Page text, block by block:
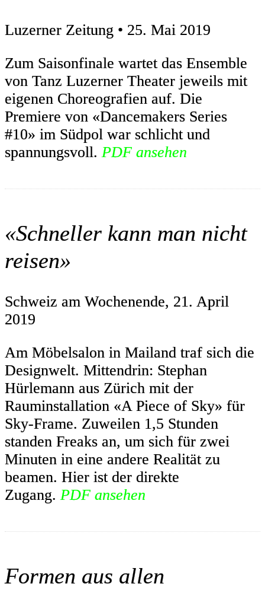
Luzerner Zeitung • 25. Mai 2019
Zum Saisonfinale wartet das Ensemble
von Tanz Luzerner Theater jeweils mit
eigenen Choreografien auf. Die
Premiere von «Dancemakers Series
#10» im Südpol war schlicht und
spannungsvoll.PDF ansehen
«Schneller kann man nicht
reisen»
Schweiz am Wochenende, 21. April
2019
Am Möbelsalon in Mailand traf sich die
Designwelt. Mittendrin: Stephan
Hürlemann aus Zürich mit der
Rauminstallation «A Piece of Sky» für
Sky-Frame. Zuweilen 1,5 Stunden
standen Freaks an, um sich für zwei
Minuten in eine andere Realität zu
beamen. Hier ist der direkte
Zugang.PDF ansehen
Formen aus allen